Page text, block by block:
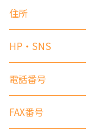
住所
HP・SNS
電話番号
FAX番号